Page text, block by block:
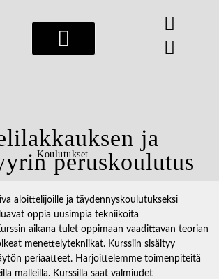
ja
peruskoulutus
Koulutukset
aloittelijoille ja täydennyskoulutukseksi
oppia uusimpia tekniikoita
aikana tulet oppimaan vaadittavan teorian
menettelytekniikat. Kurssiin sisältyy
periaatteet. Harjoittelemme toimenpiteitä
malleilla. Kurssilla saat valmiudet